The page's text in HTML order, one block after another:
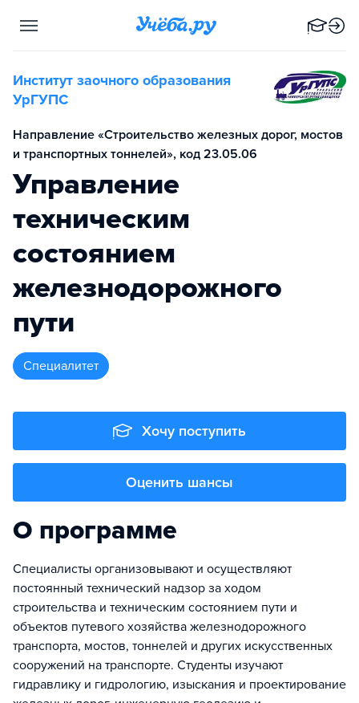
Институт заочного образования
УрГУПС
Направление «Строительство железных дорог, мостов
и транспортных тоннелей», код 23.05.06
Управление
техническим
состоянием
железнодорожного
пути
специалитет
Хочу поступить
Оценить шансы
О программе
Специалисты организовывают и осуществляют
постоянный технический надзор за ходом
строительства и техническим состоянием пути и
объектов путевого хозяйства железнодорожного
транспорта, мостов, тоннелей и других искусственных
сооружений на транспорте. Студенты изучают
гидравлику и гидрологию, изыскания и проектирование